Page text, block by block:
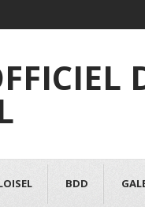
BDD